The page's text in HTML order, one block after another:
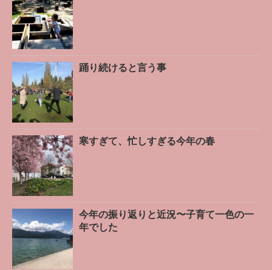
踊り続けると言う事
寒すぎて、忙しすぎる今年の春
今年の振り返りと近況〜子育て一色の一
年でした